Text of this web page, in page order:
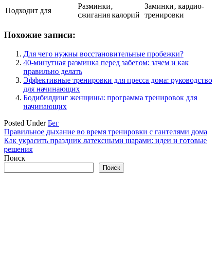
Подходит для
Разминки‚
сжигания калорий
Заминки‚ кардио-
тренировки
Похожие записи:
Для чего нужны восстановительные пробежки?
40-минутная разминка перед забегом: зачем и как
правильно делать
Эффективные тренировки для пресса дома: руководство
для начинающих
Бодибилдинг женщины: программа тренировок для
начинающих
Posted UnderБег
Навигация
по
записям
Правильное дыхание во время тренировки с гантелями дома
Как украсить праздник латексными шарами: идеи и готовые
решения
Поиск
Поиск